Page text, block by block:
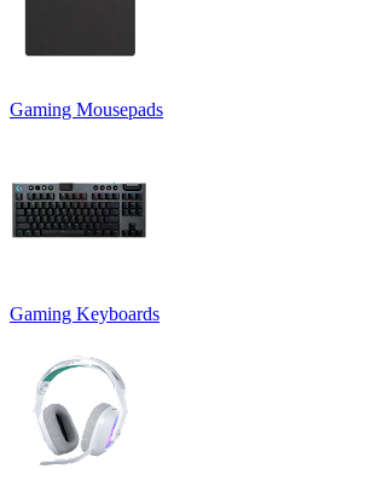
Gaming Mousepads
Gaming Keyboards